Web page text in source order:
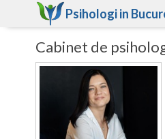
Psihologi in
Cabinet de